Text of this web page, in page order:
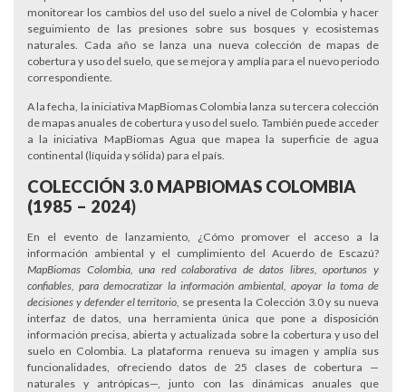
monitorear los cambios del uso del suelo a nivel de Colombia y hacer
seguimiento de las presiones sobre sus bosques y ecosistemas
naturales. Cada año se lanza una nueva colección de mapas de
cobertura y uso del suelo, que se mejora y amplía para el nuevo periodo
correspondiente.
A la fecha, la iniciativa MapBiomas Colombia lanza su tercera colección
de mapas anuales de cobertura y uso del suelo. También puede acceder
a la iniciativa MapBiomas Agua que mapea la superficie de agua
continental (líquida y sólida) para el país.
COLECCIÓN 3.0 MAPBIOMAS COLOMBIA
(1985 – 2024)
En el evento de lanzamiento,
¿Cómo promover el acceso a la
información ambiental y el cumplimiento del Acuerdo de Escazú?
MapBiomas Colombia, una red colaborativa de datos libres, oportunos y
confiables, para democratizar la información ambiental, apoyar la toma de
decisiones y defender el territorio, se presenta la Colección 3.0 y su nueva
interfaz de datos, una herramienta única que pone a disposición
información precisa, abierta y actualizada sobre la cobertura y uso del
suelo en Colombia. La plataforma renueva su imagen y amplía sus
funcionalidades, ofreciendo datos de 25 clases de cobertura —
naturales y antrópicas—, junto con las dinámicas anuales que